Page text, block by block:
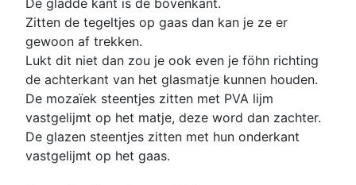
De gladde kant is de bovenkant.
Zitten de tegeltjes op gaas dan kan je ze er
gewoon af trekken.
Lukt dit niet dan zou je ook even je föhn richting
de achterkant van het glasmatje kunnen houden.
De mozaïek steentjes zitten met PVA lijm
vastgelijmt op het matje, deze word dan zachter.
De glazen steentjes zitten met hun onderkant
vastgelijmt op het gaas.